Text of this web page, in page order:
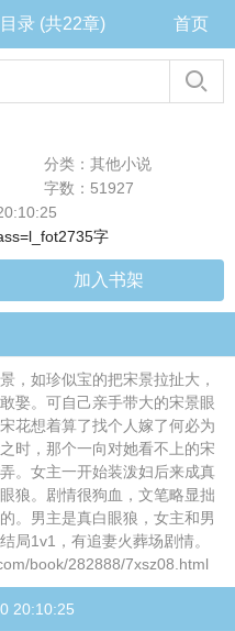
录 (共22章) 首页
分类：其他小说
字数：51927
字
加入书架
，如珍似宝的把宋景拉扯大，
娶。可自己亲手带大的宋景眼
花想着算了找个人嫁了何必为
时，那个一向对她看不上的宋
。女主一开始装泼妇后来成真
狼。剧情很狗血，文笔略显拙
。男主是真白眼狼，女主和男
局1v1，有追妻火葬场剧情。
book/282888/7xsz08.html
20:10:25